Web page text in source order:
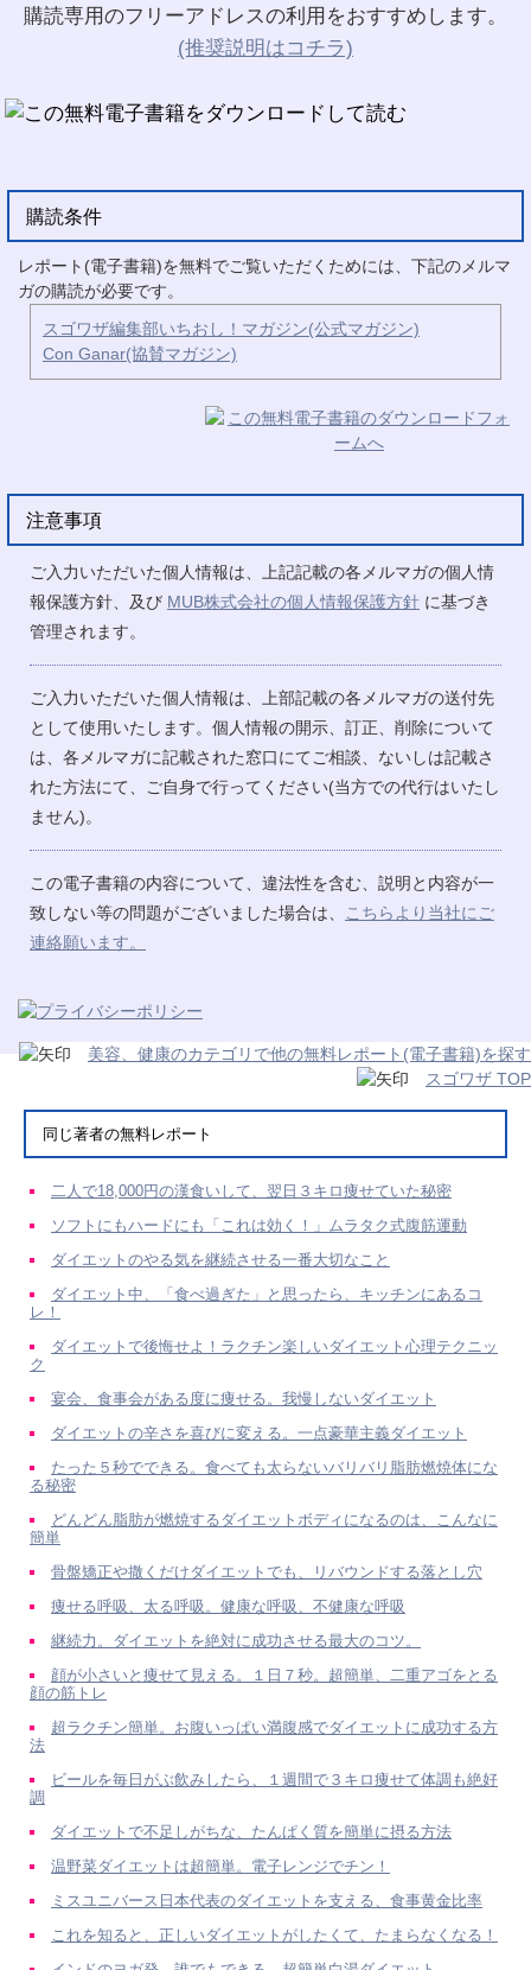
購読専用のフリーアドレスの利用をおすすめします。
(推奨説明はコチラ)
購読条件
レポート(電子書籍)を無料でご覧いただくためには、下記のメルマ
ガの購読が必要です。
スゴワザ編集部いちおし！マガジン(公式マガジン)
Con Ganar(協賛マガジン)
注意事項
ご入力いただいた個人情報は、上記記載の各メルマガの個人情
報保護方針、及び MUB株式会社の個人情報保護方針 に基づき
管理されます。
ご入力いただいた個人情報は、上部記載の各メルマガの送付先
として使用いたします。個人情報の開示、訂正、削除について
は、各メルマガに記載された窓口にてご相談、ないしは記載さ
れた方法にて、ご自身で行ってください(当方での代行はいたし
ません)。
この電子書籍の内容について、違法性を含む、説明と内容が一
致しない等の問題がございました場合は、
こちらより当社にご
連絡願います。
美容、健康のカテゴリで他の無料レポート(電子書籍)を探す
スゴワザ TOP
同じ著者の無料レポート
二人で18,000円の漢食いして、翌日３キロ痩せていた秘密
ソフトにもハードにも「これは効く！」ムラタク式腹筋運動
ダイエットのやる気を継続させる一番大切なこと
ダイエット中、「食べ過ぎた」と思ったら、キッチンにあるコ
レ！
ダイエットで後悔せよ！ラクチン楽しいダイエット心理テクニッ
ク
宴会、食事会がある度に痩せる。我慢しないダイエット
ダイエットの辛さを喜びに変える。一点豪華主義ダイエット
たった５秒でできる。食べても太らないバリバリ脂肪燃焼体にな
る秘密
どんどん脂肪が燃焼するダイエットボディになるのは、こんなに
簡単
骨盤矯正や撒くだけダイエットでも、リバウンドする落とし穴
痩せる呼吸、太る呼吸。健康な呼吸、不健康な呼吸
継続力。ダイエットを絶対に成功させる最大のコツ。
顔が小さいと痩せて見える。１日７秒。超簡単、二重アゴをとる
顔の筋トレ
超ラクチン簡単。お腹いっぱい満腹感でダイエットに成功する方
法
ビールを毎日がぶ飲みしたら、１週間で３キロ痩せて体調も絶好
調
ダイエットで不足しがちな、たんぱく質を簡単に摂る方法
温野菜ダイエットは超簡単。電子レンジでチン！
ミスユニバース日本代表のダイエットを支える、食事黄金比率
これを知ると、正しいダイエットがしたくて、たまらなくなる！